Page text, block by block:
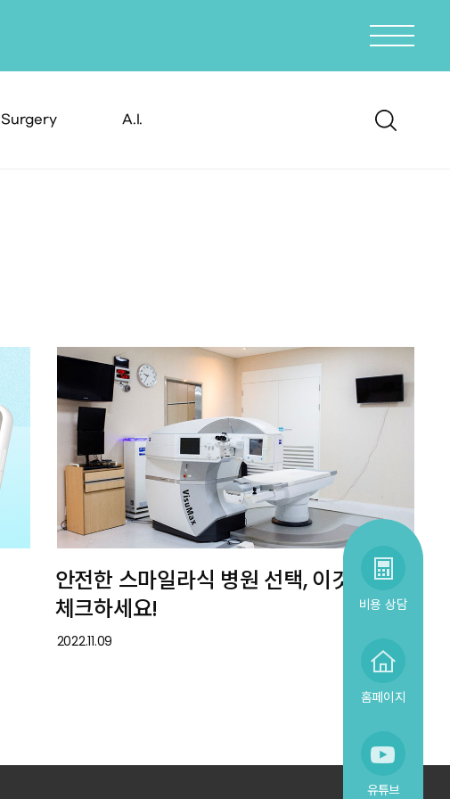
Surgery A.I.
비용 상담
홈페이지
유튜브
안전한 스마일라식 병원 선택, 이것만
체크하세요!
2022.11.09